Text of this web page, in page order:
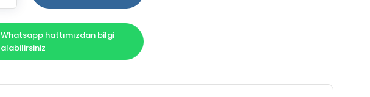
Whatsapp hattımızdan bilgi
alabilirsiniz